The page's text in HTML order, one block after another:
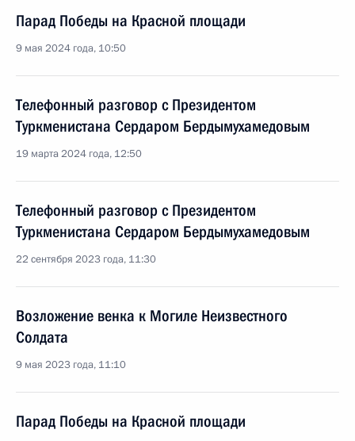
Парад Победы на Красной площади
9 мая 2024 года, 10:50
Телефонный разговор с Президентом
Туркменистана Сердаром Бердымухамедовым
19 марта 2024 года, 12:50
Телефонный разговор с Президентом
Туркменистана Сердаром Бердымухамедовым
22 сентября 2023 года, 11:30
Возложение венка к Могиле Неизвестного
Солдата
9 мая 2023 года, 11:10
Парад Победы на Красной площади